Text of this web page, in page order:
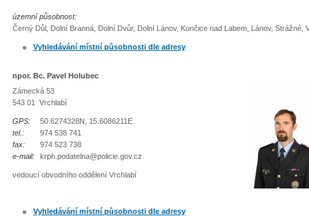
územní působnost:
Černý Důl, Dolní Branná, Dolní Dvůr, Dolní Lánov, Kunčice nad Labem, Lánov, Strážné,
Vyhledávání místní působnosti dle adresy
npor. Bc. Pavel Holubec
Zámecká 53
543 01 Vrchlabí
GPS:
50.6274328N, 15.6086211E
tel.:
974 538 741
fax:
974 523 738
e-mail:
krph.podatelna@policie.gov.cz
vedoucí obvodního oddělení Vrchlabí
Vyhledávání místní působnosti dle adresy